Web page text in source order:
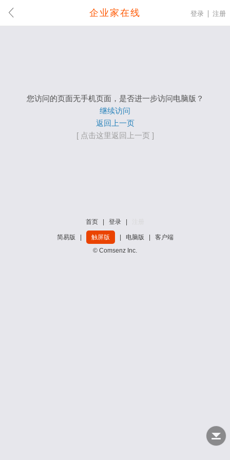
企业家在线 登录 注册
您访问的页面无手机页面，是否进一步访问电脑版？
继续访问
返回上一页
[ 点击这里返回上一页 ]
首页 登录
简易版 触屏版 电脑版
客户端
© Comsenz Inc.